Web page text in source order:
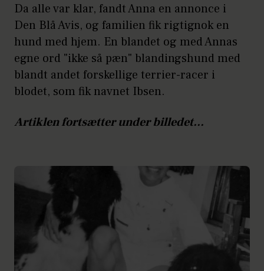
Da alle var klar, fandt Anna en annonce i
Den Blå Avis, og familien fik rigtignok en
hund med hjem. En blandet og med Annas
egne ord "ikke så pæn" blandingshund med
blandt andet forskellige terrier-racer i
blodet, som fik navnet Ibsen.
Artiklen fortsætter under billedet...